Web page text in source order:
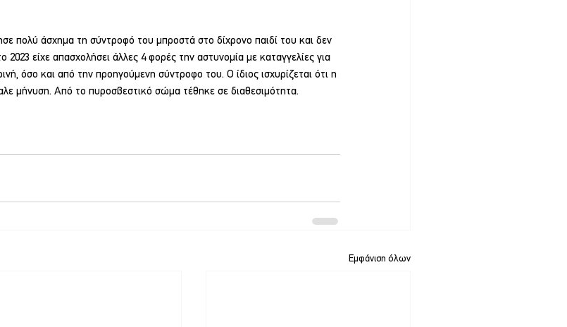
πολύ άσχημα τη σύντροφό του μπροστά στο δίχρονο παιδί του και δεν
είχε απασχολήσει άλλες 4 φορές την αστυνομία με καταγγελίες για
όσο και από την προηγούμενη σύντροφο του. Ο ίδιος ισχυρίζεται ότι η
μήνυση. Από το πυροσβεστικό σώμα τέθηκε σε διαθεσιμότητα.
Εμφάνιση όλων